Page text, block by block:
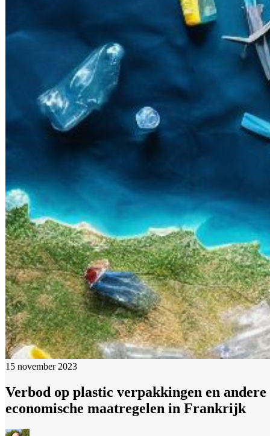
15 november 2023
Verbod op plastic verpakkingen en andere
economische maatregelen in Frankrijk